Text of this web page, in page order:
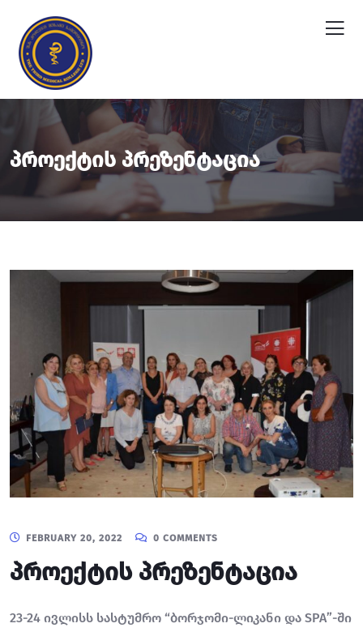
Პროექტის Პრეზენტაცია
FEBRUARY 20, 2022 0 COMMENTS
პროექტის პრეზენტაცია
23-24 ივლისს სასტუმრო “ბორჯომი-ლიკანი და SPA”-ში